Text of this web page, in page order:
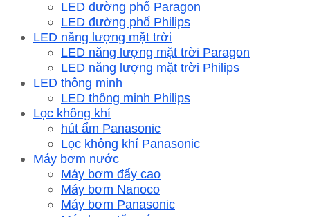
LED đường phố Paragon
LED đường phố Philips
LED năng lượng mặt trời
LED năng lượng mặt trời Paragon
LED năng lượng mặt trời Philips
LED thông minh
LED thông minh Philips
Lọc không khí
hút ẩm Panasonic
Lọc không khí Panasonic
Máy bơm nước
Máy bơm đẩy cao
Máy bơm Nanoco
Máy bơm Panasonic